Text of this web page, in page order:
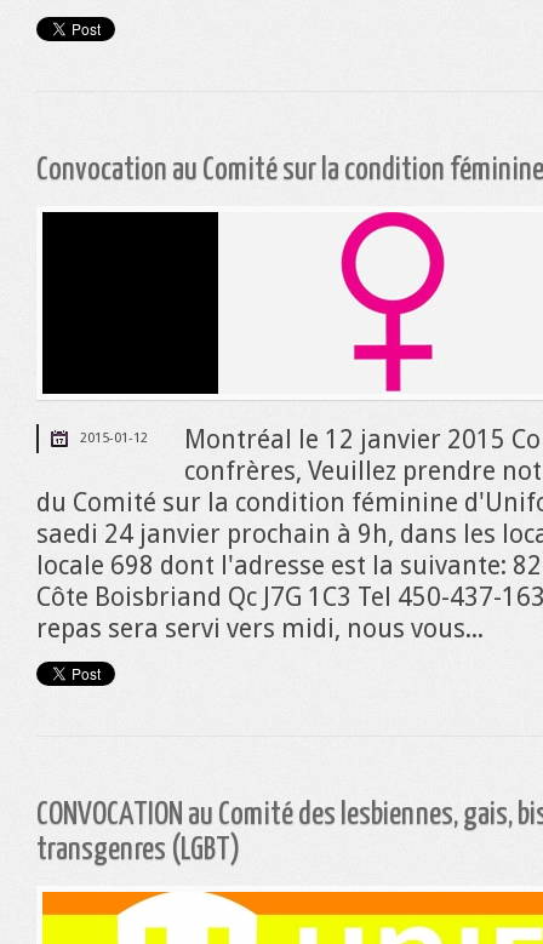
Convocation au Comité sur la condition
2015-01-12
Montréal le 12 janvier 2015
confrères, Veuillez prendre
du Comité sur la condition féminine
saedi 24 janvier prochain à 9h, dans les
locale 698 dont l'adresse est la suivante:
Côte Boisbriand Qc J7G 1C3 Tel 450-437-
repas sera servi vers midi, nous vous...
CONVOCATION au Comité des lesbiennes, gais,
transgenres (LGBT)